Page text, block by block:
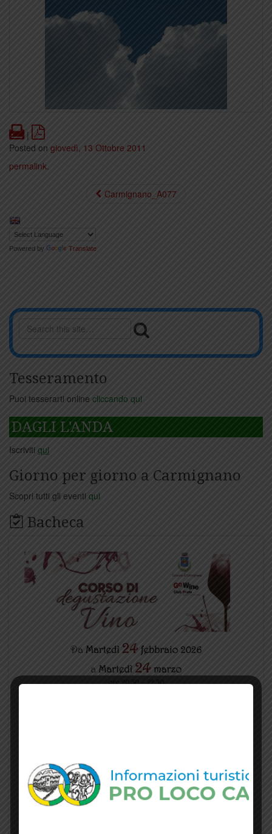
Print
|
Posted on giovedì, 13 Ottobre 2011
permalink.
Carmignano_A077
Powered by Translate
Tesseramento
Puoi tesserarti online cliccando qui
DAGLI L'ANDA
Iscriviti qui
Giorno per giorno a Carmignano
Scopri tutti gli eventi qui
Bacheca